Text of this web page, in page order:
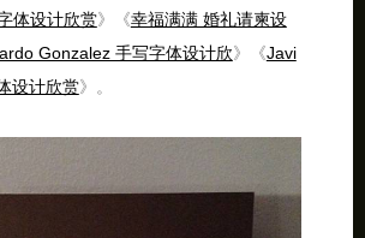
体设计欣赏》《幸福满满 婚礼请柬设
Gonzalez 手写字体设计欣》《Javi
设计欣赏》。